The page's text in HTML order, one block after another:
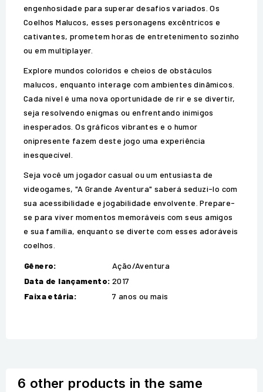
engenhosidade para superar desafios variados. Os
Coelhos Malucos, esses personagens excêntricos e
cativantes, prometem horas de entretenimento sozinho
ou em multiplayer.
Explore mundos coloridos e cheios de obstáculos
malucos, enquanto interage com ambientes dinâmicos.
Cada nível é uma nova oportunidade de rir e se divertir,
seja resolvendo enigmas ou enfrentando inimigos
inesperados. Os gráficos vibrantes e o humor
onipresente fazem deste jogo uma experiência
inesquecível.
Seja você um jogador casual ou um entusiasta de
videogames, "A Grande Aventura" saberá seduzi-lo com
sua acessibilidade e jogabilidade envolvente. Prepare-
se para viver momentos memoráveis com seus amigos
e sua família, enquanto se diverte com esses adoráveis
coelhos.
Gênero:
Ação/Aventura
Data de lançamento: 2017
Faixa etária:
7 anos ou mais
6 other products in the same